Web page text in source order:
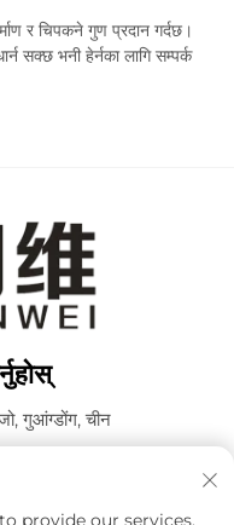
र चिपकने गुण प्रदान गर्दछ।
सक्छ भनी हेर्नका लागि सम्पर्क
गुआंग्डोंग, चीन
provide our services.